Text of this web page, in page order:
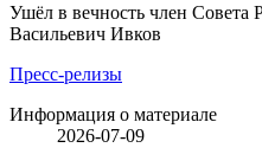
Ушёл в вечность член
Васильевич Ивков
Пресс-релизы
Информация о материале
2026-07-09